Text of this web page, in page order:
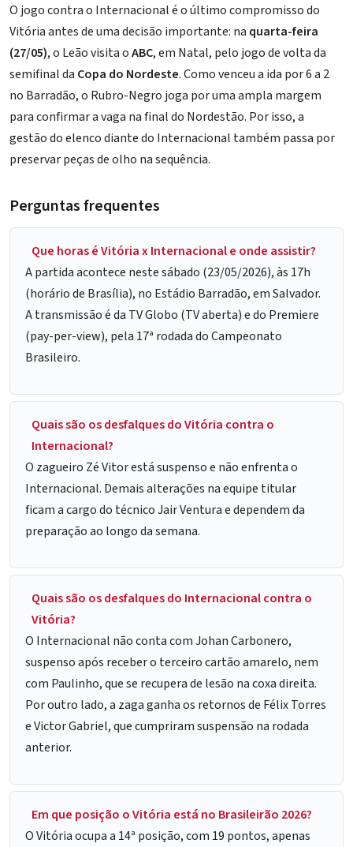
O jogo contra o Internacional é o último compromisso do
Vitória antes de uma decisão importante: na quarta-feira
(27/05), o Leão visita oABC, em Natal, pelo jogo de volta da
semifinal da Copa do Nordeste. Como venceu a ida por 6 a 2
no Barradão, o Rubro-Negro joga por uma ampla margem
para confirmar a vaga na final do Nordestão. Por isso, a
gestão do elenco diante do Internacional também passa por
preservar peças de olho na sequência.
Perguntas frequentes
Que horas é Vitória x Internacional e onde assistir?
A partida acontece neste sábado (23/05/2026), às 17h
(horário de Brasília), no Estádio Barradão, em Salvador.
A transmissão é da TV Globo (TV aberta) e do Premiere
(pay-per-view), pela 17ª rodada do Campeonato
Brasileiro.
Quais são os desfalques do Vitória contra o
Internacional?
O zagueiro Zé Vitor está suspenso e não enfrenta o
Internacional. Demais alterações na equipe titular
ficam a cargo do técnico Jair Ventura e dependem da
preparação ao longo da semana.
Quais são os desfalques do Internacional contra o
Vitória?
O Internacional não conta com Johan Carbonero,
suspenso após receber o terceiro cartão amarelo, nem
com Paulinho, que se recupera de lesão na coxa direita.
Por outro lado, a zaga ganha os retornos de Félix Torres
e Victor Gabriel, que cumpriram suspensão na rodada
anterior.
Em que posição o Vitória está no Brasileirão 2026?
O Vitória ocupa a 14ª posição, com 19 pontos, apenas